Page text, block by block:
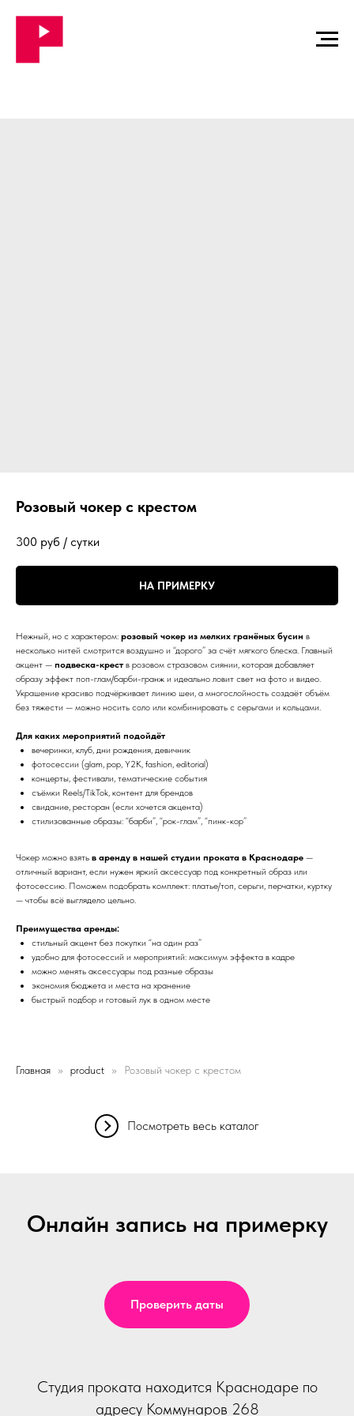
Розовый чокер с крестом
300 руб / сутки
НА ПРИМЕРКУ
Нежный, но с характером: розовый чокер из мелких гранёных бусин в
несколько нитей смотрится воздушно и “дорого” за счёт мягкого блеска. Главный
акцент — подвеска-крест в розовом стразовом сиянии, которая добавляет
образу эффект поп-глам/барби-гранж и идеально ловит свет на фото и видео.
Украшение красиво подчёркивает линию шеи, а многослойность создаёт объём
без тяжести — можно носить соло или комбинировать с серьгами и кольцами.
Для каких мероприятий подойдёт
вечеринки, клуб, дни рождения, девичник
фотосессии (glam, pop, Y2K, fashion, editorial)
концерты, фестивали, тематические события
съёмки Reels/TikTok, контент для брендов
свидание, ресторан (если хочется акцента)
стилизованные образы: “барби”, “рок-глам”, “пинк-кор”
Чокер можно взять в аренду в нашей студии проката в Краснодаре —
отличный вариант, если нужен яркий аксессуар под конкретный образ или
фотосессию. Поможем подобрать комплект: платье/топ, серьги, перчатки, куртку
— чтобы всё выглядело цельно.
Преимущества аренды:
стильный акцент без покупки “на один раз”
удобно для фотосессий и мероприятий: максимум эффекта в кадре
можно менять аксессуары под разные образы
экономия бюджета и места на хранение
быстрый подбор и готовый лук в одном месте
Главная product Розовый чокер с крестом
Посмотреть весь каталог
Онлайн запись на примерку
Проверить даты
Студия проката находится Краснодаре по
адресу Коммунаров 268